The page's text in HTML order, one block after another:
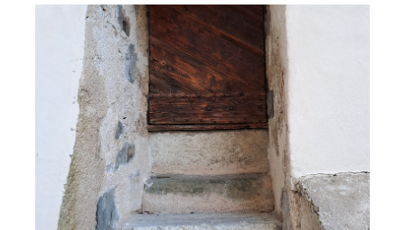
Adamo Marchioni - campanile Vinigo